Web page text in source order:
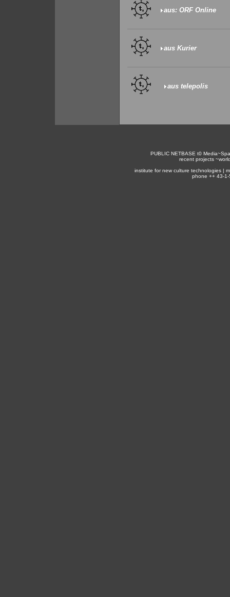
aus: ORF Online
aus Kurier
aus telepolis
PUBLIC NETBASE t0
recent projects ~
institute for new culture technologies |
phone ++ 43-